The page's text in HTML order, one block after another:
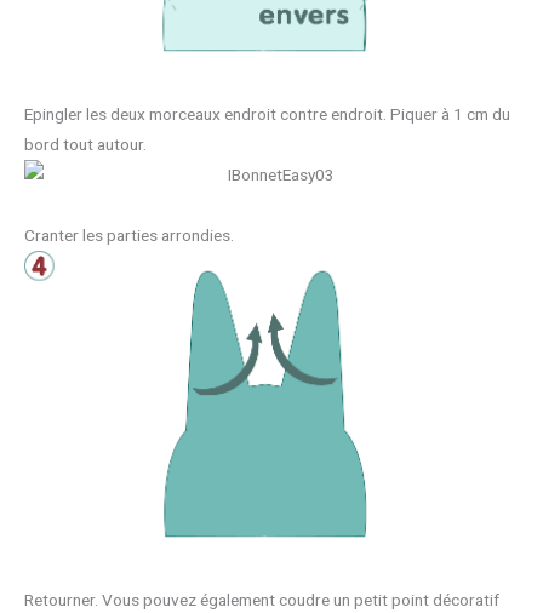
Epingler les deux morceaux endroit contre endroit. Piquer à 1 cm du
bord tout autour.
Cranter les parties arrondies.
Retourner. Vous pouvez également coudre un petit point décoratif